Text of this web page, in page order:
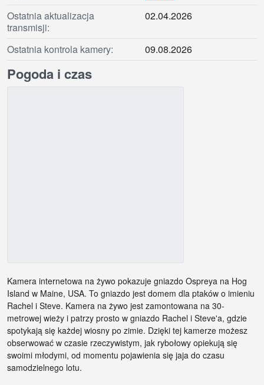
Ostatnia aktualizacja
transmisji:
02.04.2026
Ostatnia kontrola kamery: 09.08.2026
Pogoda i czas
Kamera internetowa na żywo pokazuje gniazdo Ospreya na Hog
Island w Maine, USA. To gniazdo jest domem dla ptaków o imieniu
Rachel i Steve. Kamera na żywo jest zamontowana na 30-
metrowej wieży i patrzy prosto w gniazdo Rachel i Steve'a, gdzie
spotykają się każdej wiosny po zimie. Dzięki tej kamerze możesz
obserwować w czasie rzeczywistym, jak rybołowy opiekują się
swoimi młodymi, od momentu pojawienia się jaja do czasu
samodzielnego lotu.